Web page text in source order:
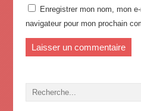
Enregistrer mon nom, mon
navigateur pour mon prochain